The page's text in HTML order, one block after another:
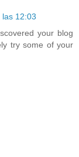
12:03
your blog
try some of your